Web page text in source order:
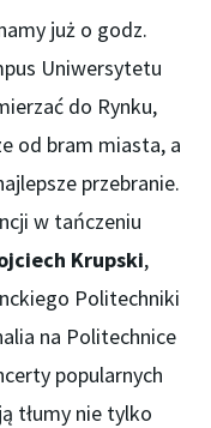
już o godz.
Uniwersytetu
do Rynku,
od bram miasta, a
przebranie.
w tańczeniu
Krupski,
Politechniki
na Politechnice
popularnych
tłumy nie tylko